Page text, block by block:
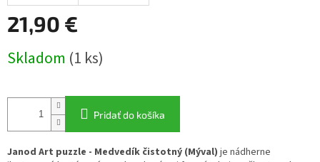
21,90 €
cena:
Skladom (1 ks)
Pridať do košíka
Janod Art puzzle - Medvedík čistotný (Mýval) je nádherne